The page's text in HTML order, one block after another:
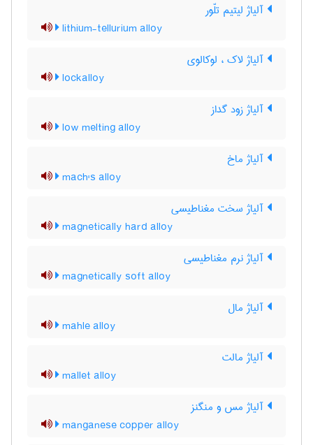
آلیاژ لیتیم تلّور
lithium-tellurium alloy
آلیاژ لاک ، لوکالوی
lockalloy
آلیاژ زود گداز
low melting alloy
آلیاژ ماخ
mach's alloy
آلیاژ سخت مغناطیسی
magnetically hard alloy
آلیاژ نرم مغناطیسی
magnetically soft alloy
آلیاژ مال
mahle alloy
آلیاژ مالت
mallet alloy
آلیاژ مس و منگنز
manganese copper alloy